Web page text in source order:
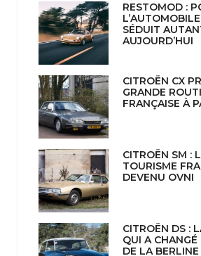
RESTOMOD :
SÉDUIT
AUJOURD’HUI
CITROËN CX
GRANDE
FRANÇAISE À
CITROËN SM :
TOURISME
DEVENU OVNI
CITROËN DS :
QUI A CHANGÉ
DE LA